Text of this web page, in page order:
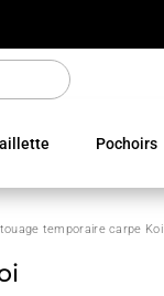
Pochoirs
temporaire carpe Koi